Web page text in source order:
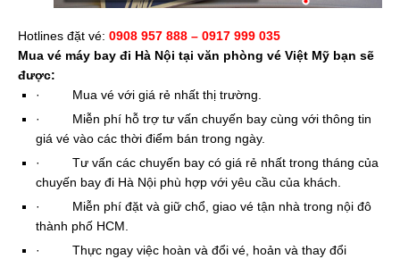
Hotlines đặt vé: 0908 957 888 – 0917 999 035
Mua vé máy bay đi Hà Nội tại văn phòng vé Việt Mỹ bạn sẽ
được:
·
Mua vé với giá rẻ nhất thị trường.
·
Miễn phí hỗ trợ tư vấn chuyến bay cùng với thông tin
giá vé vào các thời điểm bán trong ngày.
·
Tư vấn các chuyến bay có giá rẻ nhất trong tháng của
chuyến bay đi Hà Nội phù hợp với yêu cầu của khách.
·
Miễn phí đặt và giữ chổ, giao vé tận nhà trong nội đô
thành phố HCM.
·
Thực ngay việc hoàn và đổi vé, hoản và thay đổi